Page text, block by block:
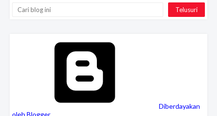
Diberdayakan
oleh Blogger